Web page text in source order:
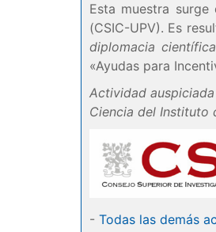
Esta muestra
(CSIC-UPV). Es
diplomacia
«Ayudas para
Actividad
Ciencia del Instituto
- Todas las demás